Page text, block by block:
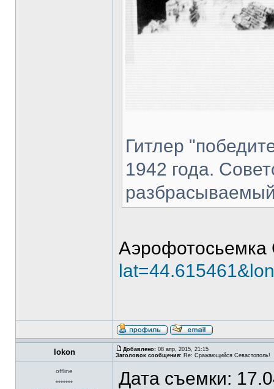
Гитлер
1942 года.
Аэрофотосьемка
lokon Добавлено: 08 апр, 2015, 21:15
Заголовок сообщения: Re: Сражающийся Севастополь!
offline
*******
Дата съемки: